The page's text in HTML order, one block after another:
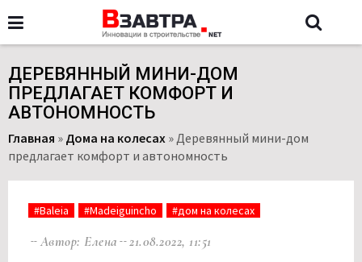
ДЕРЕВЯННЫЙ МИНИ-ДОМ
ПРЕДЛАГАЕТ КОМФОРТ И
АВТОНОМНОСТЬ
Главная » Дома на колесах »Деревянный мини-дом
предлагает комфорт и автономность
#Baleia #Madeiguincho #дом на колесах
Автор: Елена 21.08.2022, 11:51